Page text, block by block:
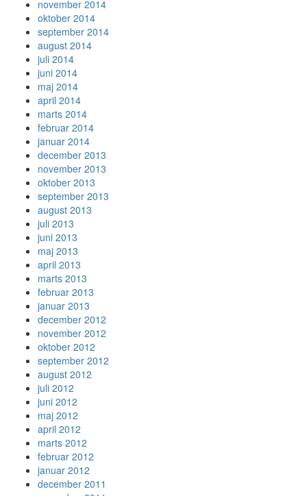
november 2014
oktober 2014
september 2014
august 2014
juli 2014
juni 2014
maj 2014
april 2014
marts 2014
februar 2014
januar 2014
december 2013
november 2013
oktober 2013
september 2013
august 2013
juli 2013
juni 2013
maj 2013
april 2013
marts 2013
februar 2013
januar 2013
december 2012
november 2012
oktober 2012
september 2012
august 2012
juli 2012
juni 2012
maj 2012
april 2012
marts 2012
februar 2012
januar 2012
december 2011